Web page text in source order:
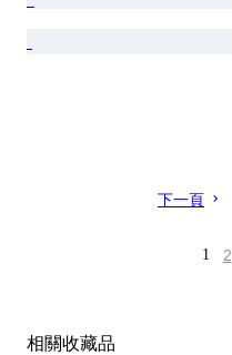
下一頁
1 2
相關收藏品